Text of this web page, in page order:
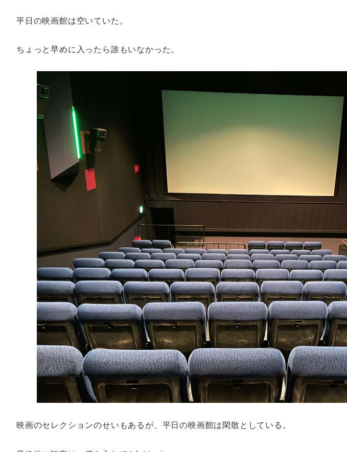
平日の映画館は空いていた。
ちょっと早めに入ったら誰もいなかった。
映画のセレクションのせいもあるが、平日の映画館は閑散としている。